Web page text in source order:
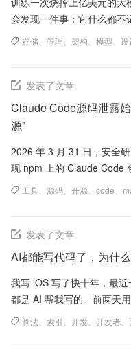
会发现一件事：它什么都不
告诉它你叫什么、你在做什
存储 管理 架构 模型 设
发表了文章
Claude Code源码泄露
源"
2026 年 3 月 31 日，安全
现 npm 上的 Claude Code
的 .map 文件。几小时...
工具 源码 开源 code
发表了文章
AI都能写代码了，为什
我写 iOS 写了快十年，最
都是 AI 帮我写的。前两天
个消息列表模块，它把
算法 索引 开发 开发者